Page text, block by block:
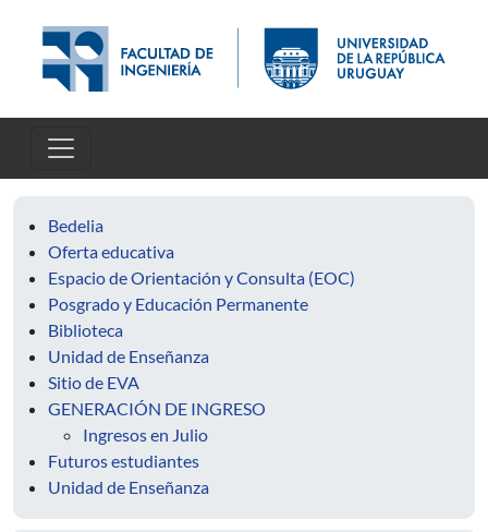
Bedelia
Oferta educativa
Espacio de Orientación y Consulta (EOC)
Posgrado y Educación Permanente
Biblioteca
Unidad de Enseñanza
Sitio de EVA
GENERACIÓN DE INGRESO
Ingresos en Julio
Futuros estudiantes
Unidad de Enseñanza